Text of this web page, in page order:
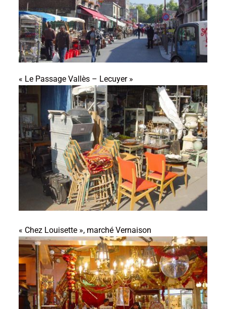
« Le Passage Vallès – Lecuyer »
« Chez Louisette », marché Vernaison